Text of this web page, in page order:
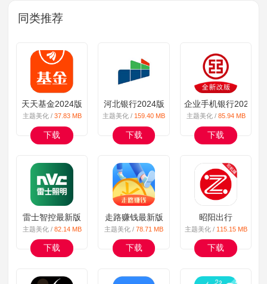
同类推荐
天天基金2024版
主题美化 / 37.83 MB
下载
河北银行2024版
主题美化 / 159.40 MB
下载
企业手机银行2024版
主题美化 / 85.94 MB
下载
雷士智控最新版
主题美化 / 82.14 MB
下载
走路赚钱最新版
主题美化 /78.71 MB
下载
昭阳出行
主题美化 / 115.15 MB
下载